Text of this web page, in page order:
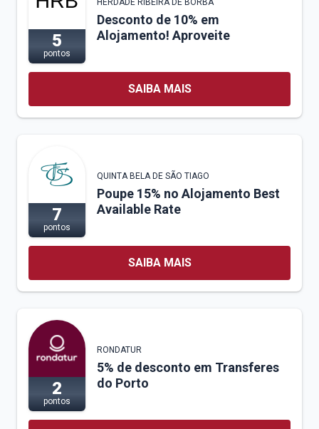
5
pontos
Desconto de 10% em
Alojamento! Aproveite
SAIBA MAIS
7
pontos
QUINTA BELA DE SÃO TIAGO
Poupe 15% no Alojamento Best
Available Rate
SAIBA MAIS
2
pontos
RONDATUR
5% de desconto em Transferes
do Porto